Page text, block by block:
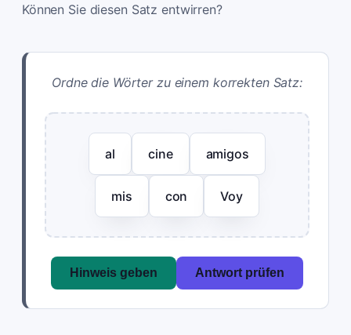
Können Sie diesen Satz entwirren?
Ordne die Wörter zu einem korrekten Satz:
al cine amigos
mis con Voy
Hinweis geben Antwort prüfen